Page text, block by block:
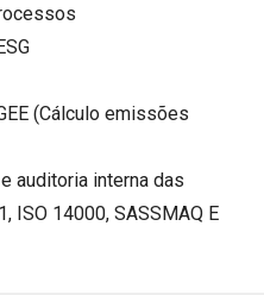
(Cálculo emissões
auditoria interna das
ISO 14000, SASSMAQ E